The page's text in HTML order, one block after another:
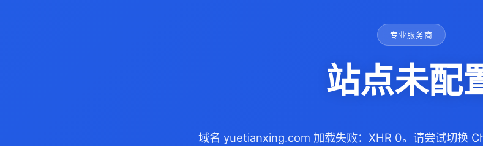
专业服务商
站点未配
域名 yuetianxing.com 加载失败：XHR 0。请尝试切换